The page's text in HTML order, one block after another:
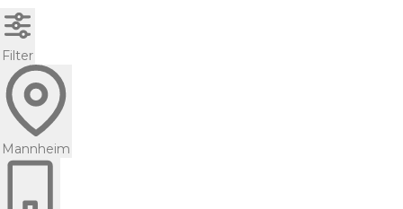
Filter
Mannheim